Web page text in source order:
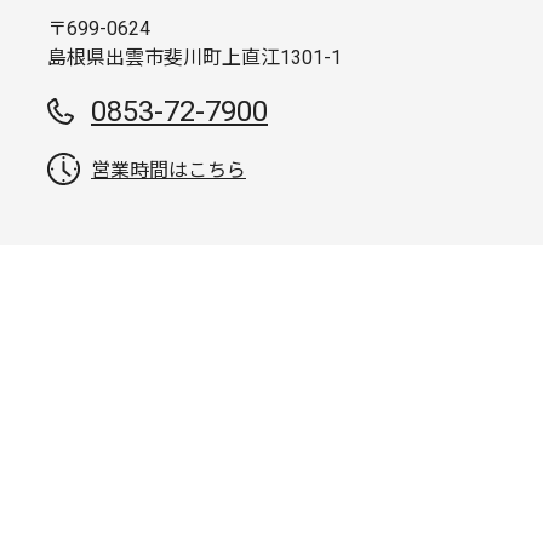
〒699-0624
島根県出雲市斐川町上直江1301-1
0853-72-7900
営業時間はこちら